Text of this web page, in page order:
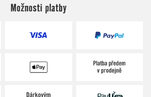
Možnosti platby